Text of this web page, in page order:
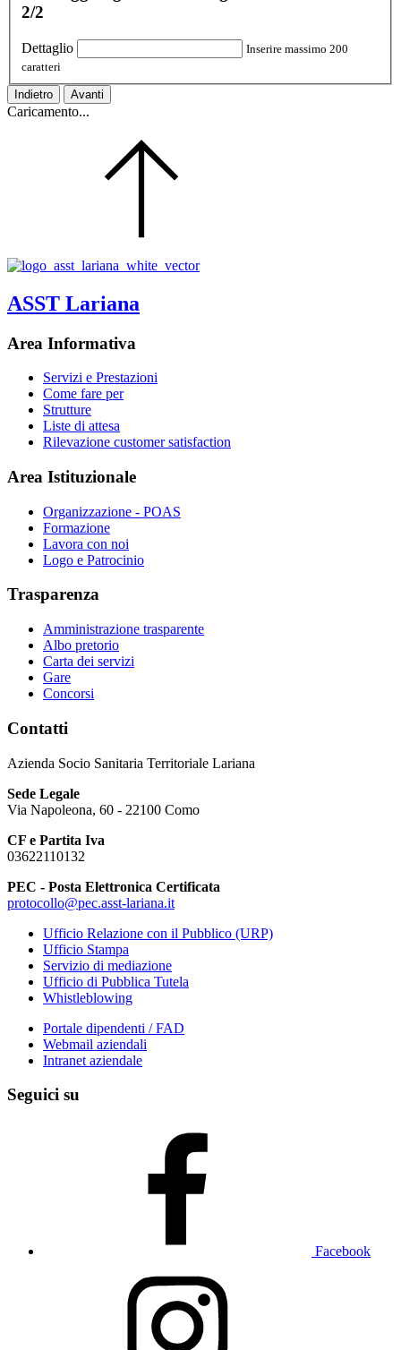
2/2
Dettaglio
Inserire massimo 200
caratteri
Indietro Avanti
Caricamento...
ASST Lariana
Area Informativa
Servizi e Prestazioni
Come fare per
Strutture
Liste di attesa
Rilevazione customer satisfaction
Area Istituzionale
Organizzazione - POAS
Formazione
Lavora con noi
Logo e Patrocinio
Trasparenza
Amministrazione trasparente
Albo pretorio
Carta dei servizi
Gare
Concorsi
Contatti
Azienda Socio Sanitaria Territoriale Lariana
Sede Legale
Via Napoleona, 60 - 22100 Como
CF e Partita Iva
03622110132
PEC - Posta Elettronica Certificata
protocollo@pec.asst-lariana.it
Ufficio Relazione con il Pubblico (URP)
Ufficio Stampa
Servizio di mediazione
Ufficio di Pubblica Tutela
Whistleblowing
Portale dipendenti / FAD
Webmail aziendali
Intranet aziendale
Seguici su
Facebook